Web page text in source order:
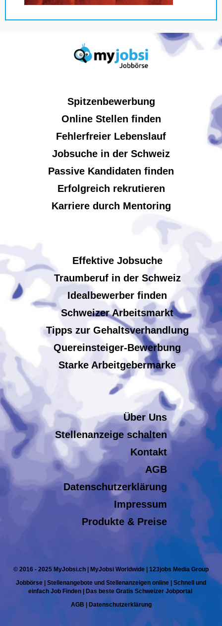
Spitzenbewerbung
Online Stellen finden
Fehlerfreier Lebenslauf
Jobsuche in der Schweiz
Passive Kandidaten finden
Erfolgreich rekrutieren
Karriere durch Mentoring
Effektive Jobsuche
Traumberuf in der Schweiz
Idealbewerber finden
Schweizer Arbeitsmarkt
Tipps zur Gehaltsverhandlung
Quereinsteiger-Bewerbung
Starke Arbeitgebermarke
Über Uns
Stellenanzeige schalten
Kontakt
AGB
Datenschutzerklärung
Impressum
Produkte & Preise
© 2016 - 2025 MyJobsi.ch | MyJobsi Worldwide | 123jobs Media Group
Jobbörse | Stellenangebote und Stellenanzeigen online | Schnell und
einfach Job Finden | Das beste Gratis Schweizer Jobportal
AGB
Datenschutzerklärung